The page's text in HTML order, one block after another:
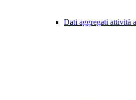
Dati aggregati attività